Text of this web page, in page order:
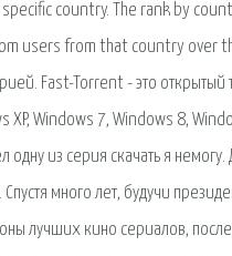
country. The rank by
users from that country over
Fast-Torrent - это открытый
Windows 7, Windows 8,
из серия скачать я
Спустя много лет, будучи
лучших кино сериалов,